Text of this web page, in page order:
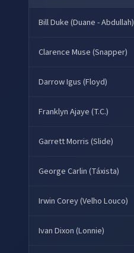
Bill Duke (Duane - Abdullah)
Clarence Muse (Snapper)
Darrow Igus (Floyd)
Franklyn Ajaye (T.C.)
Garrett Morris (Slide)
George Carlin (Táxista)
Irwin Corey (Velho Louco)
Ivan Dixon (Lonnie)